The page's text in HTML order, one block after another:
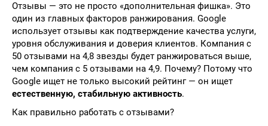
Отзывы — это не просто «дополнительная фишка». Это
один из главных факторов ранжирования. Google
использует отзывы как подтверждение качества услуги,
уровня обслуживания и доверия клиентов. Компания с
50 отзывами на 4,8 звезды будет ранжироваться выше,
чем компания с 5 отзывами на 4,9. Почему? Потому что
Google ищет не только высокий рейтинг — он ищет
естественную, стабильную активность.
Как правильно работать с отзывами?